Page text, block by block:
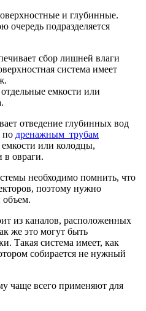
и глубинные.
очередь подразделяется
сбор лишней влаги
система имеет
емкости или
отведение глубинных вод
по дренажным трубам
или колодцы,
в овраги.
необходимо помнить, что
поэтому нужно
объем.
из каналов, расположенных
же это могут быть
Такая система имеет, как
собирается не нужный
чаще всего применяют для